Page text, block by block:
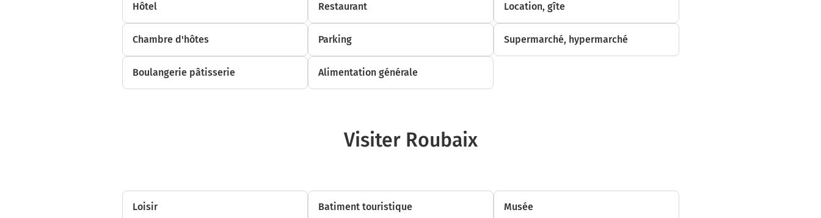
Prendre à droite Rue des Urbanistes et continuer sur 350 mètres
Prendre à droite la piste cyclable la voie et continuer sur 20 mètres
Hôtel Restaurant Location, gîte
Chambre d'hôtes Parking Supermarché, hypermarché
Boulangerie pâtisserie Alimentation générale
Visiter Roubaix
Loisir Batiment touristique Musée